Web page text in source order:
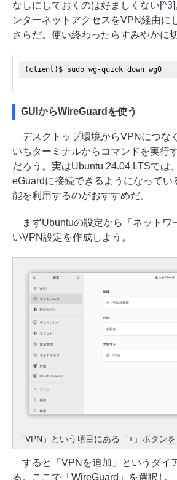
なしにしておくのは好ましくない[^3]
ンターネットアクセスをVPN経由に
さらだ。使い終わったらすみやかに
(client)$ sudo wg-quick down wg0
GUIからWireGuardを使う
デスクトップ環境からVPNにつな
いちターミナルからコマンドを実行
だろう。実はUbuntu 24.04 LTSでは
eGuardに接続できるようになってい
能を利用するのがおすすめだ。
まずUbuntuの設定から「ネットワ
いVPN設定を作成しよう。
「VPN」という項目にある「+」ボタン
すると「VPNを追加」というダイ
る。ここで「WireGuard」を選択し